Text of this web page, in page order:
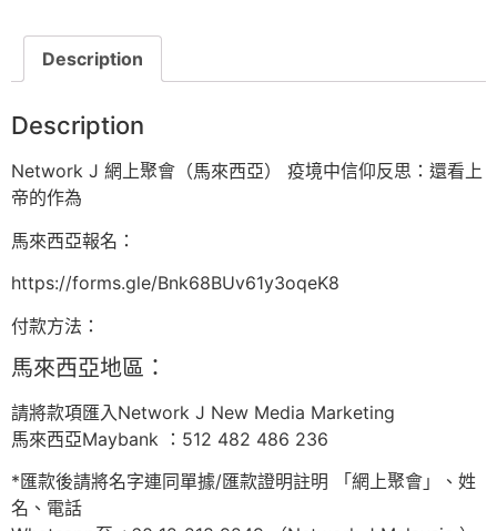
Description
Description
Network J 網上聚會（馬來西亞） 疫境中信仰反思：還看上
帝的作為
馬來西亞報名：
https://forms.gle/Bnk68BUv61y3oqeK8
付款方法：
馬來西亞地區：
請將款項匯入Network J New Media Marketing
馬來西亞Maybank ：512 482 486 236
*匯款後請將名字連同單據/匯款證明註明 「網上聚會」、姓
名、電話